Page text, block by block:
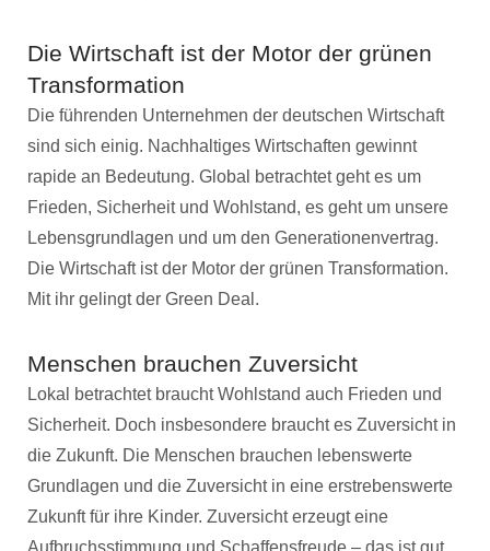
Die Wirtschaft ist der Motor der grünen
Transformation
Die führenden Unternehmen der deutschen Wirtschaft
sind sich einig. Nachhaltiges Wirtschaften gewinnt
rapide an Bedeutung. Global betrachtet geht es um
Frieden, Sicherheit und Wohlstand, es geht um unsere
Lebensgrundlagen und um den Generationenvertrag.
Die Wirtschaft ist der Motor der grünen Transformation.
Mit ihr gelingt der Green Deal.
Menschen brauchen Zuversicht
Lokal betrachtet braucht Wohlstand auch Frieden und
Sicherheit. Doch insbesondere braucht es Zuversicht in
die Zukunft. Die Menschen brauchen lebenswerte
Grundlagen und die Zuversicht in eine erstrebenswerte
Zukunft für ihre Kinder. Zuversicht erzeugt eine
Aufbruchsstimmung und Schaffensfreude – das ist gut